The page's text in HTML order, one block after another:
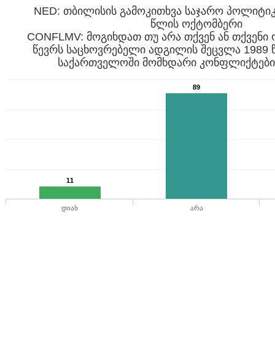
NED: თბილისის გამოკითხვა საჯარო
წლის ოქტომბერი
CONFLMV: მოგიხდათ თუ არა თქვენ ან
წევრს საცხოვრებელი ადგილის შეცვლა
საქართველოში მომხდარი
11
89
დიახ არა